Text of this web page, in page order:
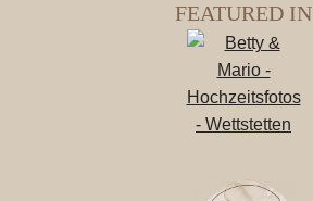
FEATURED IN